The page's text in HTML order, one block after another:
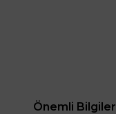
Önemli Bilgiler